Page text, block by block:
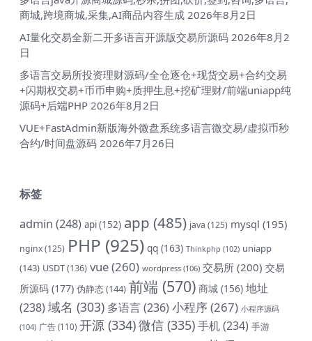
商城,跨境商城,采集,AI商品内容生成 2026年8月2日
AI量化交易全新二开多语言开源版交易所源码 2026年8月2
日
多语言交易所投资理财源码/全仓逐仓+现货交易+合约交易
+闪期权交易+币币申购+质押生息+挖矿理财/前端uniapp纯
源码+后端PHP 2026年8月2日
VUE+FastAdmin新版海外微盘系统多语言微交易/虚拟币秒
合约/时间盘源码 2026年7月26日
标签
admin (248) api(152) app (485) java (125) mysql (195)
nginx(125) PHP (925) qq (163) Thinkphp (102) uniapp
(143) USDT(136) vue(260) wordpress (106) 交易所 (200) 交易
所源码 (177) 伪静态(144) 前端 (570) 商城 (156) 地址
(238)域名 (303) 多语言(236) 小程序(267) 小程序源码
(104) 广告 (110) 开源 (334)微信 (335)手机(234) 手游